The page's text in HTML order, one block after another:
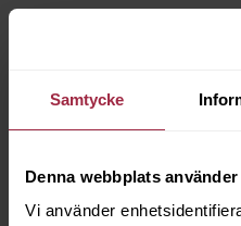
Samtycke
Denna webbplats
Vi använder